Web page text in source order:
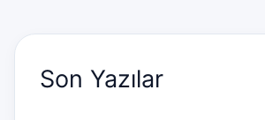
Son Yazılar